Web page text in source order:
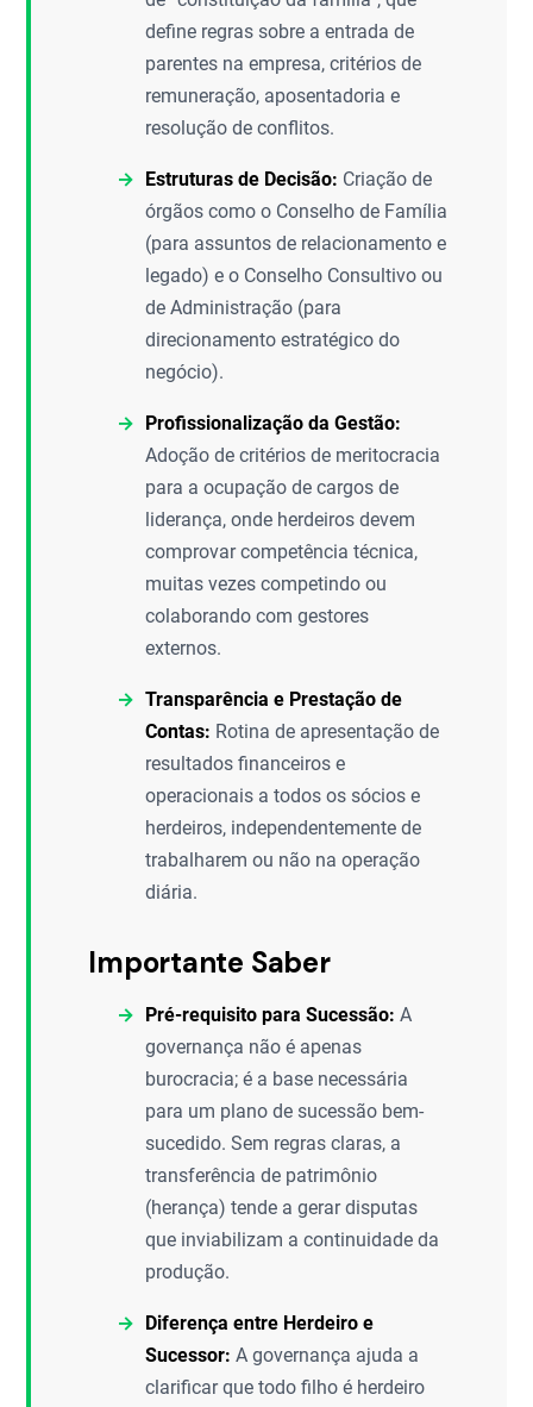
define regras sobre a entrada de
parentes na empresa, critérios de
remuneração, aposentadoria e
resolução de conflitos.
Estruturas de Decisão: Criação de
órgãos como o Conselho de Família
(para assuntos de relacionamento e
legado) e o Conselho Consultivo ou
de Administração (para
direcionamento estratégico do
negócio).
Profissionalização da Gestão:
Adoção de critérios de meritocracia
para a ocupação de cargos de
liderança, onde herdeiros devem
comprovar competência técnica,
muitas vezes competindo ou
colaborando com gestores
externos.
Transparência e Prestação de
Contas: Rotina de apresentação de
resultados financeiros e
operacionais a todos os sócios e
herdeiros, independentemente de
trabalharem ou não na operação
diária.
Importante Saber
Pré-requisito para Sucessão: A
governança não é apenas
burocracia; é a base necessária
para um plano de sucessão bem-
sucedido. Sem regras claras, a
transferência de patrimônio
(herança) tende a gerar disputas
que inviabilizam a continuidade da
produção.
Diferença entre Herdeiro e
Sucessor: A governança ajuda a
clarificar que todo filho é herdeiro